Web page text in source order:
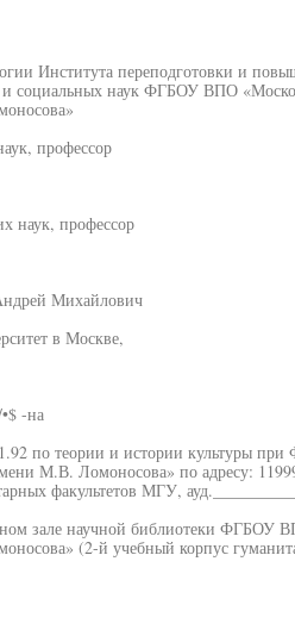
Института переподготовки и
и социальных наук ФГБОУ ВПО
профессор
наук, профессор
Михайлович
в Москве,
-на
по теории и истории культуры
М.В. Ломоносова» по адресу:
факультетов МГУ,
зале научной библиотеки ФГБОУ
(2-й учебный корпус